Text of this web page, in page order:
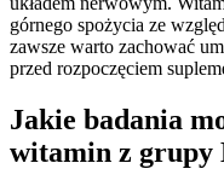
górnego spożycia ze
zawsze warto zachować
przed rozpoczęciem
Jakie badania
witamin z grupy